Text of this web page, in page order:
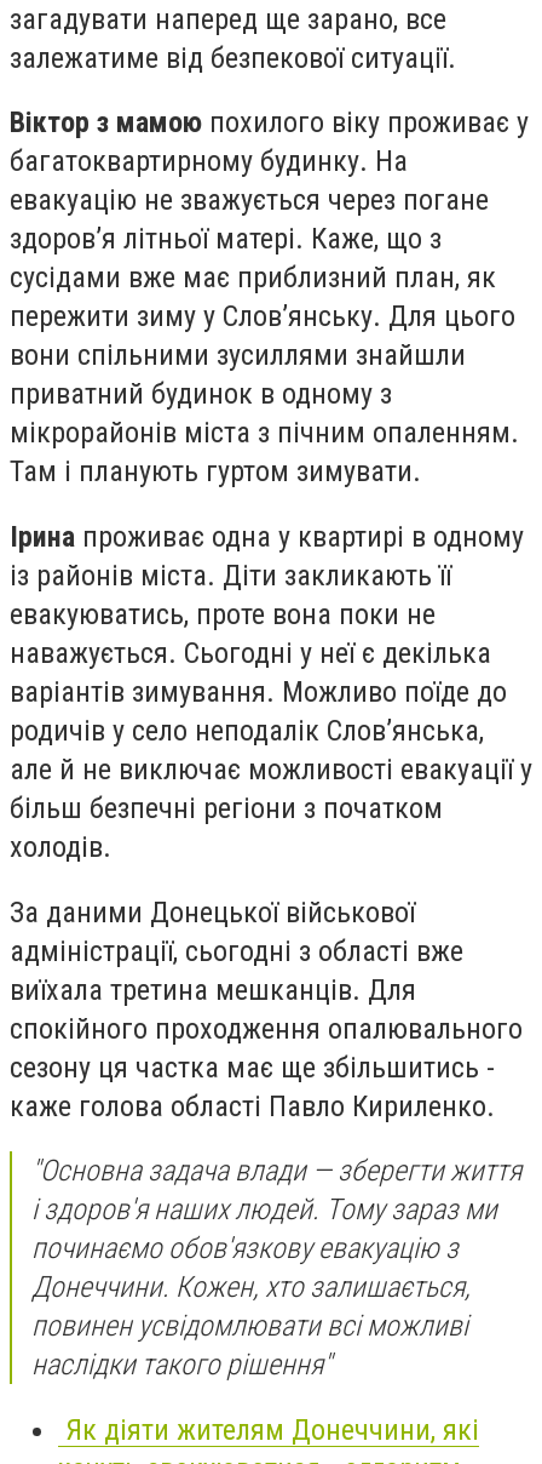
загадувати наперед ще зарано, все
залежатиме від безпекової ситуації.
Віктор з мамою похилого віку проживає у
багатоквартирному будинку. На
евакуацію не зважується через погане
здоров’я літньої матері. Каже, що з
сусідами вже має приблизний план, як
пережити зиму у Слов’янську. Для цього
вони спільними зусиллями знайшли
приватний будинок в одному з
мікрорайонів міста з пічним опаленням.
Там і планують гуртом зимувати.
Ірина проживає одна у квартирі в одному
із районів міста. Діти закликають її
евакуюватись, проте вона поки не
наважується. Сьогодні у неї є декілька
варіантів зимування. Можливо поїде до
родичів у село неподалік Слов’янська,
але й не виключає можливості евакуації у
більш безпечні регіони з початком
холодів.
За даними Донецької військової
адміністрації, сьогодні з області вже
виїхала третина мешканців. Для
спокійного проходження опалювального
сезону ця частка має ще збільшитись -
каже голова області Павло Кириленко.
"Основна задача влади — зберегти життя
і здоров'я наших людей. Тому зараз ми
починаємо обов'язкову евакуацію з
Донеччини. Кожен, хто залишається,
повинен усвідомлювати всі можливі
наслідки такого рішення"
Як діяти жителям Донеччини, які